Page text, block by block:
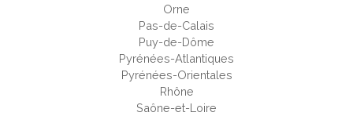
Orne
Pas-de-Calais
Puy-de-Dôme
Pyrénées-Atlantiques
Pyrénées-Orientales
Rhône
Saône-et-Loire